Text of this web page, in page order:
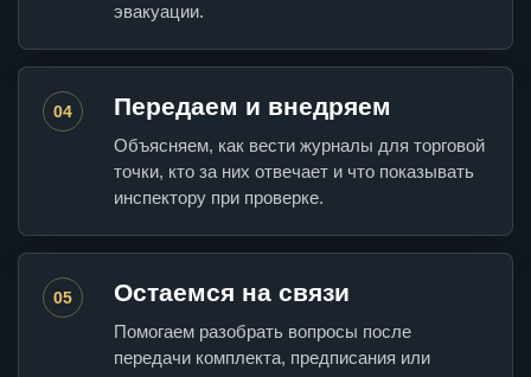
эвакуации.
04 Передаем и внедряем
Объясняем, как вести журналы для торговой
точки, кто за них отвечает и что показывать
инспектору при проверке.
05 Остаемся на связи
Помогаем разобрать вопросы после
передачи комплекта, предписания или